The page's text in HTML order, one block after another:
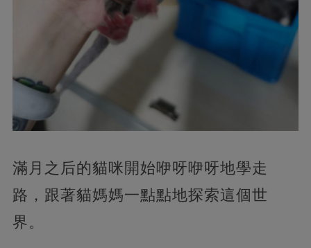
滿月之后的貓咪開始咿呀咿呀地學走
路，跟著貓媽媽一點點地探索這個世
界。